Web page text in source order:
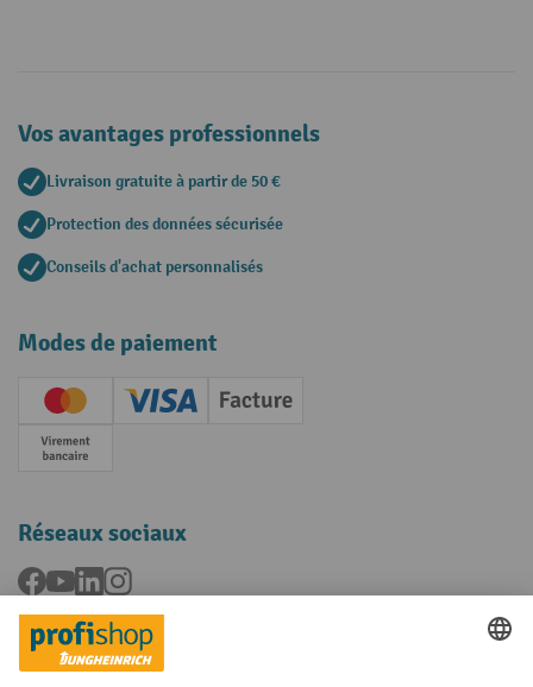
Vos avantages professionnels
Livraison gratuite à partir de 50 €
Protection des données sécurisée
Conseils d'achat personnalisés
Modes de paiement
Creditcard (Master)Creditcard (Visa)
Facture
Paiement anticipé
Réseaux sociaux
Facebook
YouTubeLinkedInInstagram
Langues